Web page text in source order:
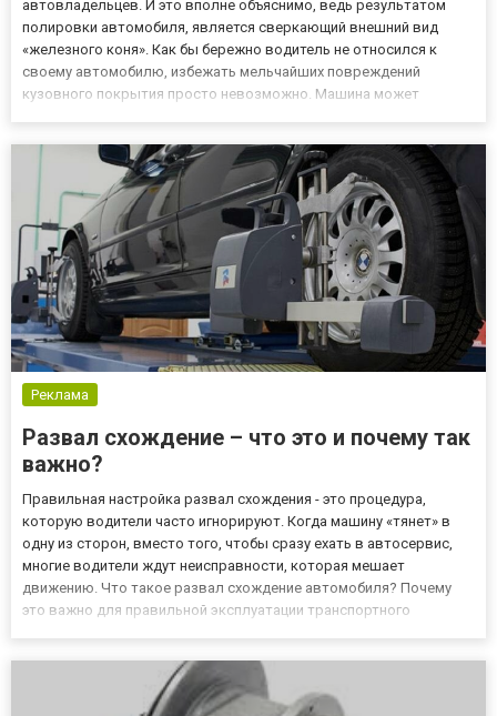
автовладельцев. И это вполне объяснимо, ведь результатом
полировки автомобиля, является сверкающий внешний вид
«железного коня». Как бы бережно водитель не относился к
своему автомобилю, избежать мельчайших повреждений
кузовного покрытия просто невозможно. Машина может
лакокрасочное покрытие к...
Реклама
Развал схождение – что это и почему так
важно?
Правильная настройка развал схождения - это процедура,
которую водители часто игнорируют. Когда машину «тянет» в
одну из сторон, вместо того, чтобы сразу ехать в автосервис,
многие водители ждут неисправности, которая мешает
движению. Что такое развал схождение автомобиля? Почему
это важно для правильной эксплуатации транспортного